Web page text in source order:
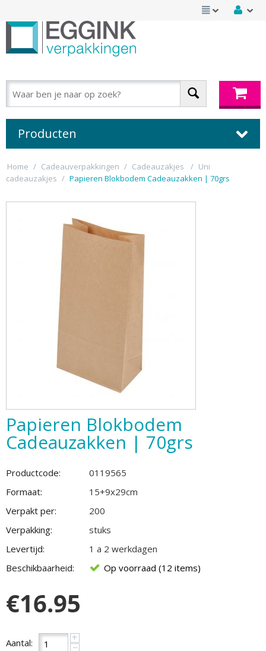
Producten
Home / Cadeauverpakkingen / Cadeauzakjes / Uni
cadeauzakjes / Papieren Blokbodem Cadeauzakken | 70grs
Papieren Blokbodem
Cadeauzakken | 70grs
Productcode:
0119565
Formaat:
15+9x29cm
Verpakt per:
200
Verpakking:
stuks
Levertijd:
1 a 2 werkdagen
Beschikbaarheid:
Op voorraad (12 items)
€16.95
Aantal: +
−